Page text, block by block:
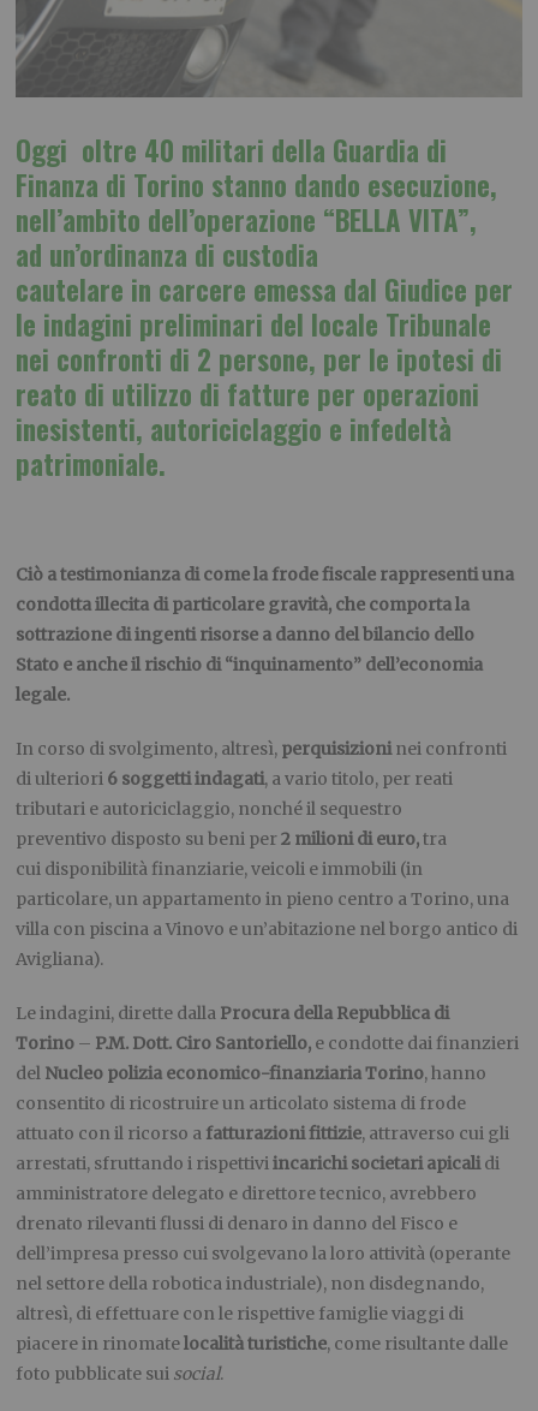
Oggi oltre 40 militari della Guardia di
Finanza di Torino stanno dando esecuzione,
nell’ambito dell’operazione “BELLA VITA”,
ad un’ordinanza di custodia
cautelare in carcere emessa dal Giudice per
le indagini preliminari del locale Tribunale
nei confronti di 2 persone, per le ipotesi di
reato di utilizzo di fatture per operazioni
inesistenti, autoriciclaggio e infedeltà
patrimoniale.
Ciò a testimonianza di come la frode fiscale rappresenti una
condotta illecita di particolare gravità, che comporta la
sottrazione di ingenti risorse a danno del bilancio dello
Stato e anche il rischio di “inquinamento” dell’economia
legale.
In corso di svolgimento, altresì, perquisizioninei confronti
di ulteriori 6 soggetti indagati, a vario titolo, per reati
tributari e autoriciclaggio, nonché il sequestro
preventivo disposto su beni per2 milioni di euro,tra
cui disponibilità finanziarie, veicoli e immobili (in
particolare, un appartamento in pieno centro a Torino, una
villa con piscina a Vinovo e un’abitazione nel borgo antico di
Avigliana).
Le indagini, dirette dalla Procura della Repubblica di
Torino – P.M. Dott. Ciro Santoriello, e condotte dai finanzieri
del Nucleo polizia economico-finanziaria Torino, hanno
consentito di ricostruire un articolato sistema di frode
attuato con il ricorso a fatturazioni fittizie, attraverso cui gli
arrestati, sfruttando i rispettiviincarichi societari apicalidi
amministratore delegato e direttore tecnico, avrebbero
drenato rilevanti flussi di denaro in danno del Fisco e
dell’impresa presso cui svolgevano la loro attività (operante
nel settore della robotica industriale), non disdegnando,
altresì, di effettuare con le rispettive famiglie viaggi di
piacere in rinomatelocalità turistiche, come risultante dalle
foto pubblicate sui social.